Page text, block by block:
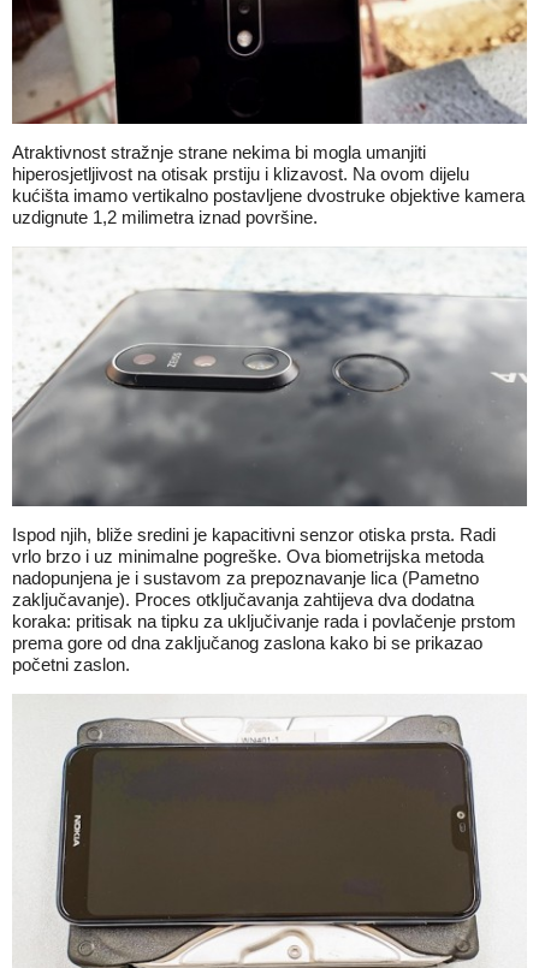
Atraktivnost stražnje strane nekima bi mogla umanjiti
hiperosjetljivost na otisak prstiju i klizavost. Na ovom dijelu
kućišta imamo vertikalno postavljene dvostruke objektive kamera
uzdignute 1,2 milimetra iznad površine.
Ispod njih, bliže sredini je kapacitivni senzor otiska prsta. Radi
vrlo brzo i uz minimalne pogreške. Ova biometrijska metoda
nadopunjena je i sustavom za prepoznavanje lica (Pametno
zaključavanje). Proces otključavanja zahtijeva dva dodatna
koraka: pritisak na tipku za uključivanje rada i povlačenje prstom
prema gore od dna zaključanog zaslona kako bi se prikazao
početni zaslon.